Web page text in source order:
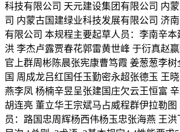
科技有限公司 天元建设集团有限公司 内
司 内蒙古国建绿业科技发展有限公司 济
有限公司 本规程主要起草人员：李南辛本
洪 李杰卢露贾春花郭雷黄世峰 于衍真赵
官上群周彬陈晨张宪康曹笃霞 姜葱葱李树
国 周成龙吕红国任玉勤密永超张德玉 王
燕李凤 杨楠辛昱呈张建国庄欠云王恒富
胡连亮 董立华王宗斌马占威程群伊拉勒图
员：路国忠周辉杨西伟杨玉忠张海燕 王洪